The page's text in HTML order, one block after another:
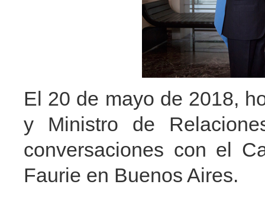
El 20 de mayo de 2018,
y Ministro de
conversaciones con el
Faurie en Buenos Aires.